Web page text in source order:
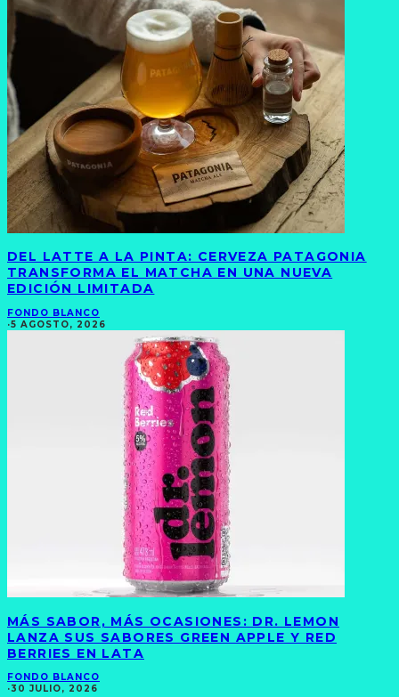
DEL LATTE A LA PINTA: CERVEZA PATAGONIA
TRANSFORMA EL MATCHA EN UNA NUEVA
EDICIÓN LIMITADA
FONDO BLANCO
·5 AGOSTO, 2026
MÁS SABOR, MÁS OCASIONES: DR. LEMON
LANZA SUS SABORES GREEN APPLE Y RED
BERRIES EN LATA
FONDO BLANCO
·30 JULIO, 2026